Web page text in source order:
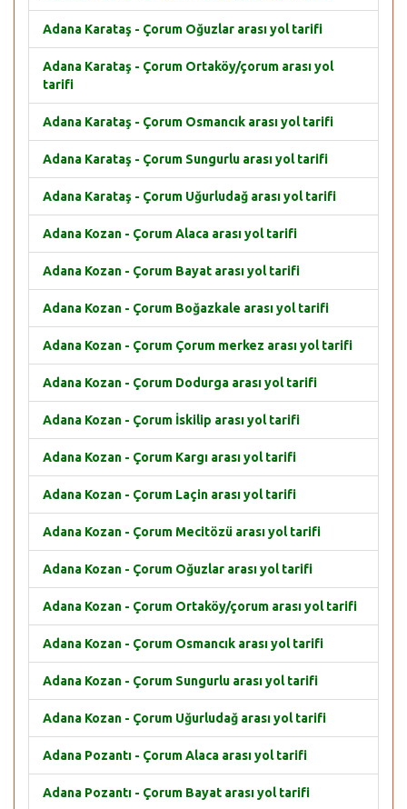
Adana Karataş - Çorum Oğuzlar arası yol tarifi
Adana Karataş - Çorum Ortaköy/çorum arası yol
tarifi
Adana Karataş - Çorum Osmancık arası yol tarifi
Adana Karataş - Çorum Sungurlu arası yol tarifi
Adana Karataş - Çorum Uğurludağ arası yol tarifi
Adana Kozan - Çorum Alaca arası yol tarifi
Adana Kozan - Çorum Bayat arası yol tarifi
Adana Kozan - Çorum Boğazkale arası yol tarifi
Adana Kozan - Çorum Çorum merkez arası yol tarifi
Adana Kozan - Çorum Dodurga arası yol tarifi
Adana Kozan - Çorum İskilip arası yol tarifi
Adana Kozan - Çorum Kargı arası yol tarifi
Adana Kozan - Çorum Laçin arası yol tarifi
Adana Kozan - Çorum Mecitözü arası yol tarifi
Adana Kozan - Çorum Oğuzlar arası yol tarifi
Adana Kozan - Çorum Ortaköy/çorum arası yol tarifi
Adana Kozan - Çorum Osmancık arası yol tarifi
Adana Kozan - Çorum Sungurlu arası yol tarifi
Adana Kozan - Çorum Uğurludağ arası yol tarifi
Adana Pozantı - Çorum Alaca arası yol tarifi
Adana Pozantı - Çorum Bayat arası yol tarifi